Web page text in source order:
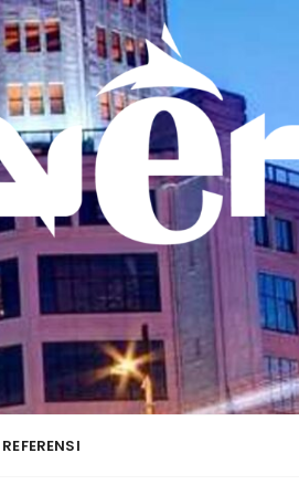
REFERENSI